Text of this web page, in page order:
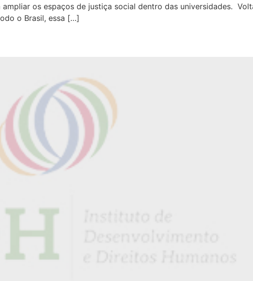
os espaços de justiça social dentro das universidades.
o Brasil, essa […]